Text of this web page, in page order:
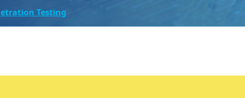
Testing